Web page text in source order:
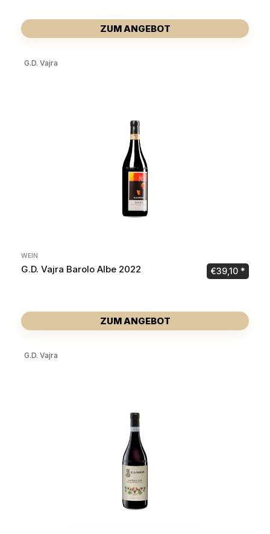
ZUM ANGEBOT
G.D. Vajra
WEIN
G.D. Vajra Barolo Albe 2022 €39,10
ZUM ANGEBOT
G.D. Vajra